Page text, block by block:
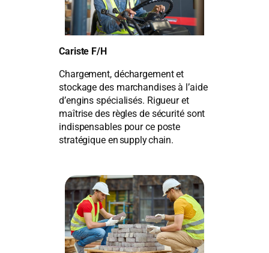
Cariste F/H
Chargement, déchargement et
stockage des marchandises à l’aide
d’engins spécialisés. Rigueur et
maîtrise des règles de sécurité sont
indispensables pour ce poste
stratégique en supply chain.